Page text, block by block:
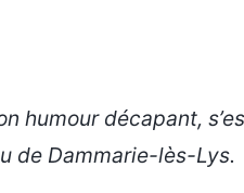
humour décapant,
de Dammarie-lès-Lys.